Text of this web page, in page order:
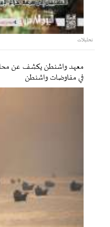
تحليلات
معهد واشنطن يكشف عن
في مفاوضات واشنطن